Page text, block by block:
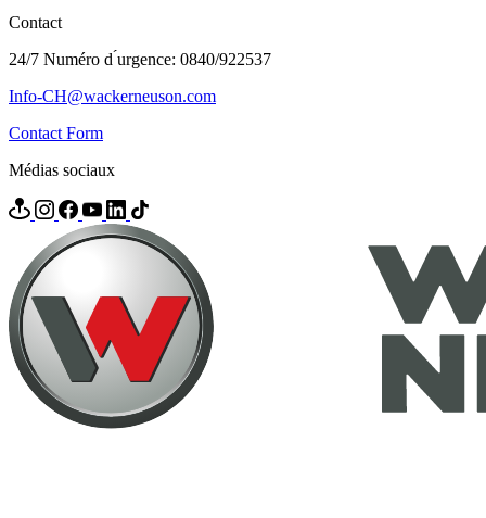
Contact
24/7 Numéro d ́urgence: 0840/922537
Info-CH@wackerneuson.com
Contact Form
Médias sociaux